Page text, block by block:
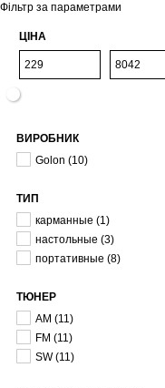
Фільтр за параметрами
ЦІНА
ВИРОБНИК
Golon (10)
ТИП
карманные (1)
настольные (3)
портативные (8)
ТЮНЕР
AM (11)
FM (11)
SW (11)